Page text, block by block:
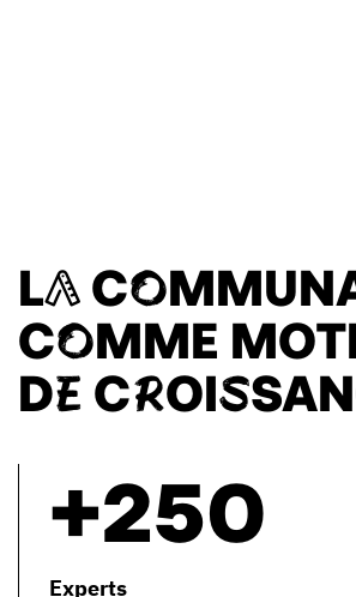
LA
COMME
DE
+250
Experts